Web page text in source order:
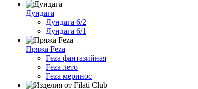
Дундага
Дундага 6/2
Дундага 6/1
Пряжа Feza
Feza фантазийная
Feza лето
Feza меринос